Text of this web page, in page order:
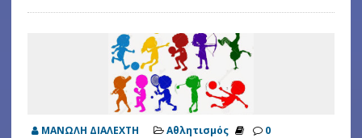
ΜΑΝΩΛΗ ΔΙΑΛΕΧΤΗ Αθλητισμός 0